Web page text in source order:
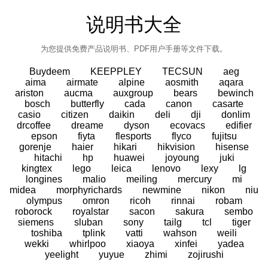
说明书大全
为您提供免费产品说明书、PDF用户手册等文件下载。
Buydeem KEEPPLEY TECSUN
aeg
aima
airmate alpine aosmith
aqara
ariston
aucma auxgroup bears
bewinch
bosch
butterfly cada canon
casarte
casio
citizen daikin deli dji
donlim
drcoffee
dreame dyson ecovacs
edifier
epson
fiyta flesports flyco
fujitsu
gorenje
haier hikari hikvision
hisense
hitachi
hp huawei joyoung
juki
kingtex
lego leica lenovo lexy
lg
longines
malio meiling mercury
mi
midea
morphyrichards newmine nikon
niu
olympus
omron ricoh rinnai
robam
roborock
royalstar sacon sakura
sembo
siemens
sluban sony tailg tcl
tiger
toshiba
tplink vatti wahson
weili
wekki
whirlpoo xiaoya xinfei
yadea
yeelight
yuyue zhimi zojirushi